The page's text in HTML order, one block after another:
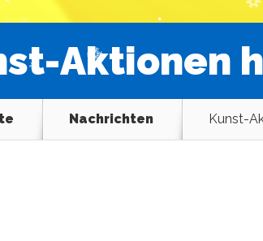
Aktionen
Nachrichten Kunst-